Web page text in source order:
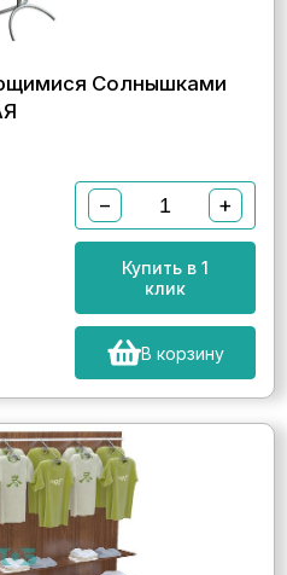
Солнышками
− +
Купить в 1
клик
В корзину